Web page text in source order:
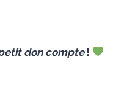
don compte !